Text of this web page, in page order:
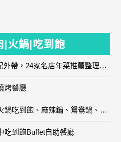
|火鍋|吃到飽
2024年菜預購、年菜宅配外帶，24家名店年菜推薦整理，圍爐輕鬆上菜團圓趣
烤餐廳
台中火鍋推薦|精選台中火鍋吃到飽、麻辣鍋、鴛鴦鍋、石頭火鍋、酸菜白肉鍋、海鮮鍋、燒酒雞、麻油雞、壽喜燒等熱門人氣火鍋店!
吃到飽Buffet自助餐廳